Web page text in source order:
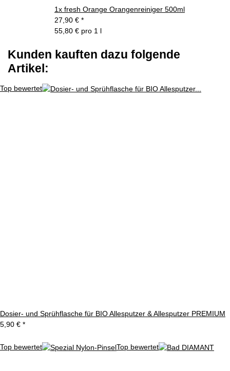
1x fresh Orange Orangenreiniger 500ml
27,90 € *
55,80 € pro 1 l
Kunden kauften dazu folgende
Artikel:
Top bewertet
Dosier- und Sprühflasche für BIO Allesputzer & Allesputzer PREMIUM
5,90 € *
Top bewertet Top bewertet